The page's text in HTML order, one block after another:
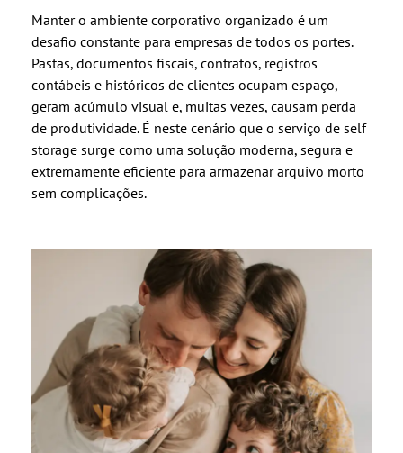
Manter o ambiente corporativo organizado é um
desafio constante para empresas de todos os portes.
Pastas, documentos fiscais, contratos, registros
contábeis e históricos de clientes ocupam espaço,
geram acúmulo visual e, muitas vezes, causam perda
de produtividade. É neste cenário que o serviço de self
storage surge como uma solução moderna, segura e
extremamente eficiente para armazenar arquivo morto
sem complicações.